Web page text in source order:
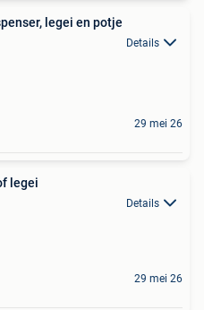
legei en potje
Details
29 mei 26
legei
Details
29 mei 26